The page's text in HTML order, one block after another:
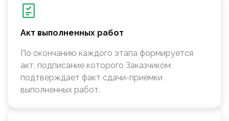
Акт выполненных работ
По окончанию каждого этапа формируется
акт, подписание которого Заказчиком
подтверждает факт сдачи-приемки
выполненных работ.